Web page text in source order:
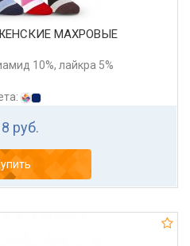
МАХРОВЫЕ
10%, лайкра 5%
руб.